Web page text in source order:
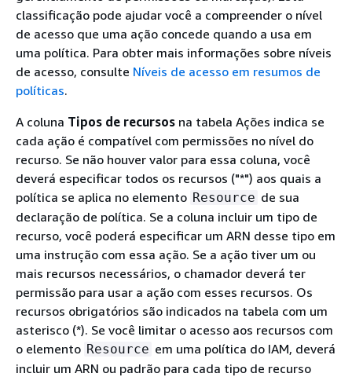
classificação pode ajudar você a compreender o nível
de acesso que uma ação concede quando a usa em
uma política. Para obter mais informações sobre níveis
de acesso, consulte Níveis de acesso em resumos de
políticas.
A coluna Tipos de recursos na tabela Ações indica se
cada ação é compatível com permissões no nível do
recurso. Se não houver valor para essa coluna, você
deverá especificar todos os recursos ("*") aos quais a
política se aplica no elemento Resource de sua
declaração de política. Se a coluna incluir um tipo de
recurso, você poderá especificar um ARN desse tipo em
uma instrução com essa ação. Se a ação tiver um ou
mais recursos necessários, o chamador deverá ter
permissão para usar a ação com esses recursos. Os
recursos obrigatórios são indicados na tabela com um
asterisco (*). Se você limitar o acesso aos recursos com
o elemento Resource em uma política do IAM, deverá
incluir um ARN ou padrão para cada tipo de recurso